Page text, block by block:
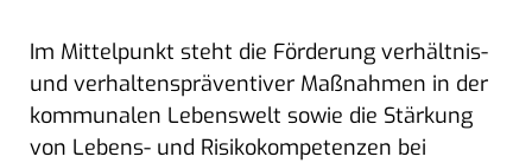
Im Mittelpunkt steht die Förderung verhältnis-
und verhaltenspräventiver Maßnahmen in der
kommunalen Lebenswelt sowie die Stärkung
von Lebens- und Risikokompetenzen bei